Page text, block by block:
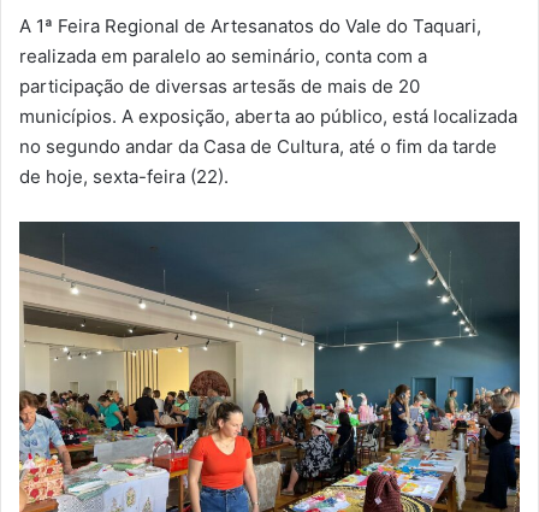
A 1ª Feira Regional de Artesanatos do Vale do Taquari,
realizada em paralelo ao seminário, conta com a
participação de diversas artesãs de mais de 20
municípios. A exposição, aberta ao público, está localizada
no segundo andar da Casa de Cultura, até o fim da tarde
de hoje, sexta-feira (22).